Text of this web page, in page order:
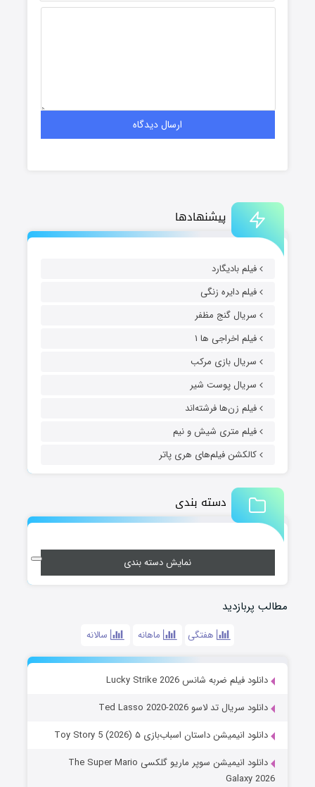
پیشنهادها
فیلم بادیگارد
فیلم دایره زنگی
سریال گنج مظفر
فیلم اخراجی ها ۱
سریال بازی مرکب
سریال پوست شیر
فیلم زن‌ها فرشته‌اند
فیلم متری شیش و نیم
کالکشن فیلم‌های هری پاتر
دسته بندی
نمایش دسته بندی
مطالب پربازدید
هفتگی ماهانه سالانه
دانلود فیلم ضربه شانس Lucky Strike 2026
دانلود سریال تد لاسو Ted Lasso 2020-2026
دانلود انیمیشن داستان اسباب‌بازی ۵ Toy Story 5 (2026)
دانلود انیمیشن سوپر ماریو گلکسی The Super Mario
Galaxy 2026